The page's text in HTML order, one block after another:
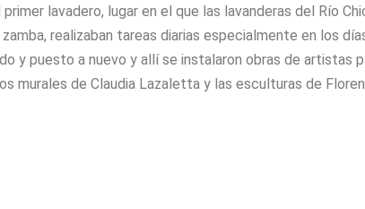
lavadero, lugar en el que las lavanderas del Río
realizaban tareas diarias especialmente en los
y puesto a nuevo y allí se instalaron obras de artistas
murales de Claudia Lazaletta y las esculturas de